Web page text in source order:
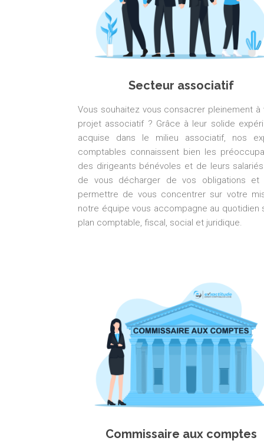
Secteur associatif
Vous souhaitez vous consacrer pleinement à
projet associatif ? Grâce à leur solide
acquise dans le milieu associatif, nos
comptables connaissent bien les
des dirigeants bénévoles et de leurs
de vous décharger de vos obligations et
permettre de vous concentrer sur votre
notre équipe vous accompagne au quotidien
plan comptable, fiscal, social et juridique.
Commissaire aux comptes